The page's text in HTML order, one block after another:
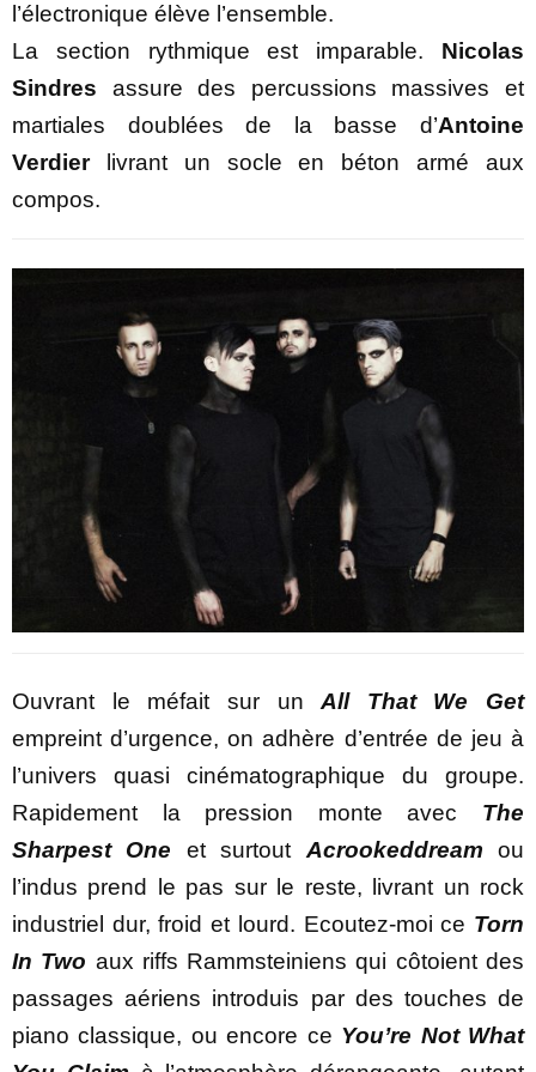
l’électronique élève l’ensemble.
La section rythmique est imparable. Nicolas
Sindres assure des percussions massives et
martiales doublées de la basse d’Antoine
Verdierlivrant un socle en béton armé aux
compos.
Ouvrant le méfait sur unAll That We Get
empreint d’urgence, on adhère d’entrée de jeu à
l’univers quasi cinématographique du groupe.
Rapidement la pression monte avec The
Sharpest One et surtout Acrookeddreamou
l’indus prend le pas sur le reste, livrant un rock
industriel dur, froid et lourd. Ecoutez-moi ce Torn
In Two aux riffs Rammsteiniens qui côtoient des
passages aériens introduis par des touches de
piano classique, ou encore ce You’re Not What